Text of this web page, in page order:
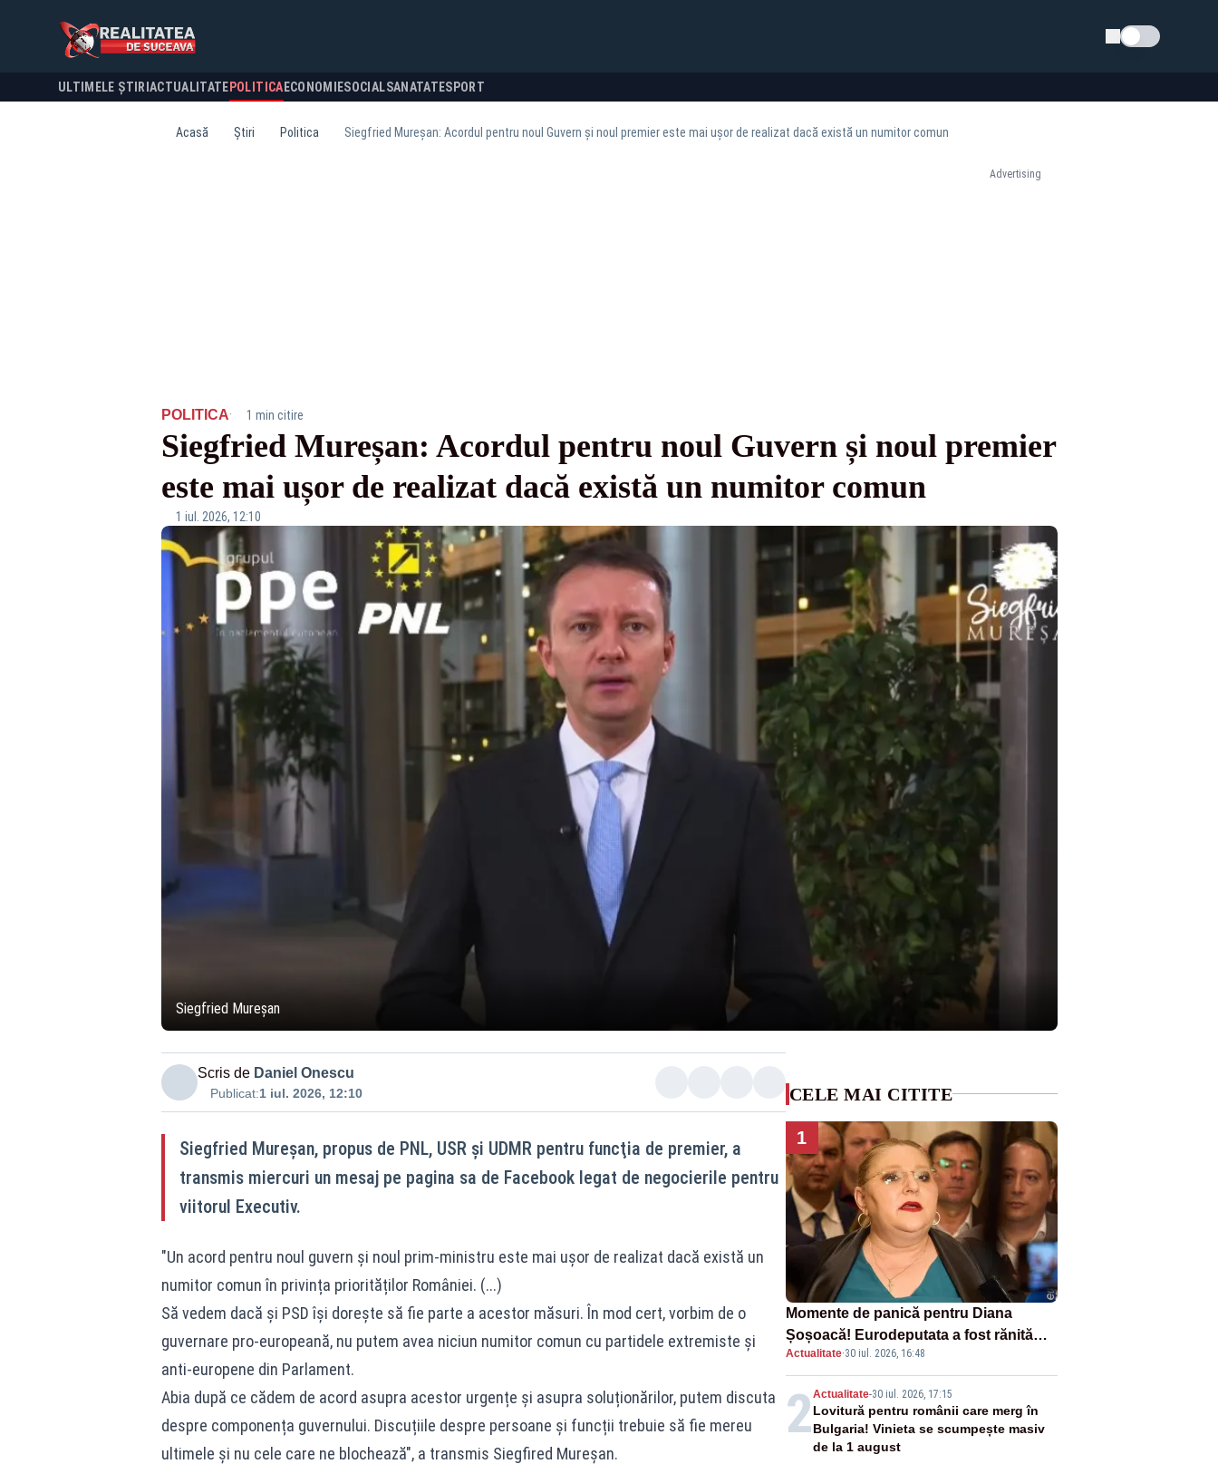
Schimba tema
ULTIMELE ȘTIRI ACTUALITATE POLITICA ECONOMIESOCIALSANATATESPORT
Acasă Știri Politica Siegfried Mureșan: Acordul pentru noul Guvern și noul premier este mai ușor de realizat dacă există un numitor comun
Advertising
POLITICA· 1 min citire
Siegfried Mureșan: Acordul pentru noul Guvern și noul premier
este mai ușor de realizat dacă există un numitor comun
1 iul. 2026, 12:10
Siegfried Mureșan
Scris de Daniel Onescu
Publicat:1 iul. 2026, 12:10
Siegfried Mureşan, propus de PNL, USR şi UDMR pentru funcţia de premier, a
transmis miercuri un mesaj pe pagina sa de Facebook legat de negocierile pentru
viitorul Executiv.
"Un acord pentru noul guvern și noul prim-ministru este mai ușor de realizat dacă există un
numitor comun în privința priorităților României. (...)
Să vedem dacă și PSD își dorește să fie parte a acestor măsuri. În mod cert, vorbim de o
guvernare pro-europeană, nu putem avea niciun numitor comun cu partidele extremiste și
anti-europene din Parlament.
Abia după ce cădem de acord asupra acestor urgențe și asupra soluționărilor, putem discuta
despre componența guvernului. Discuțiile despre persoane și funcții trebuie să fie mereu
ultimele și nu cele care ne blochează", a transmis Siegfired Mureșan.
CELE MAI CITITE
1
Momente de panică pentru Diana
Șoșoacă! Eurodeputata a fost rănită
într-un accident rutier
Actualitate·30 iul. 2026, 16:48
2Actualitate-30 iul. 2026, 17:15
Lovitură pentru românii care merg în
Bulgaria! Vinieta se scumpește masiv
de la 1 august